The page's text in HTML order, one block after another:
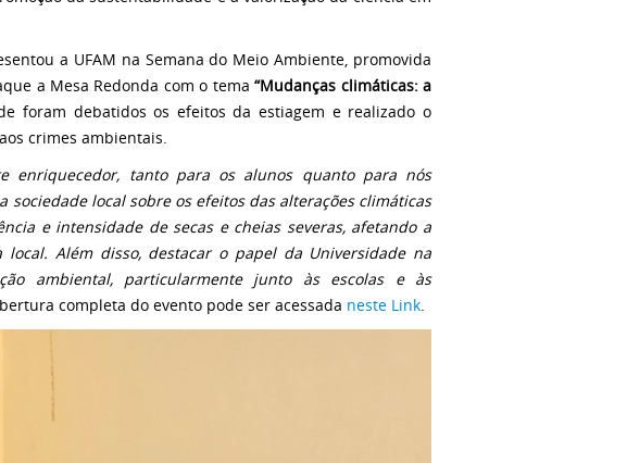
a UFAM na Semana do Meio Ambiente, promovida
a Mesa Redonda com o tema“Mudanças climáticas: a
foram debatidos os efeitos da estiagem e realizado o
crimes ambientais.
enriquecedor, tanto para os alunos quanto para nós
local sobre os efeitos das alterações climáticas
e intensidade de secas e cheias severas, afetando a
Além disso, destacar o papel da Universidade na
ambiental, particularmente junto às escolas e às
completa do evento pode ser acessada neste Link.